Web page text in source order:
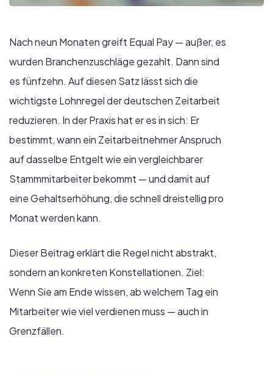
Nach neun Monaten greift Equal Pay — außer, es
wurden Branchenzuschläge gezahlt. Dann sind
es fünfzehn. Auf diesen Satz lässt sich die
wichtigste Lohnregel der deutschen Zeitarbeit
reduzieren. In der Praxis hat er es in sich: Er
bestimmt, wann ein Zeitarbeitnehmer Anspruch
auf dasselbe Entgelt wie ein vergleichbarer
Stammmitarbeiter bekommt — und damit auf
eine Gehaltserhöhung, die schnell dreistellig pro
Monat werden kann.
Dieser Beitrag erklärt die Regel nicht abstrakt,
sondern an konkreten Konstellationen. Ziel:
Wenn Sie am Ende wissen, ab welchem Tag ein
Mitarbeiter wie viel verdienen muss — auch in
Grenzfällen.